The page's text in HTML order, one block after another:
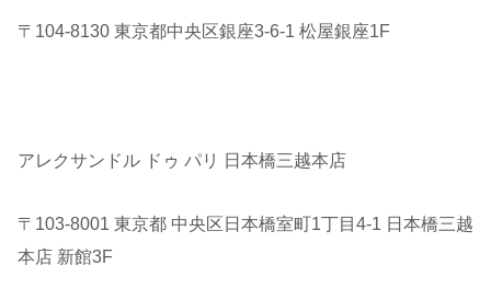
〒104-8130 東京都中央区銀座3-6-1 松屋銀座1F
アレクサンドル ドゥ パリ 日本橋三越本店
〒103-8001 東京都 中央区日本橋室町1丁目4-1 日本橋三越
本店 新館3F